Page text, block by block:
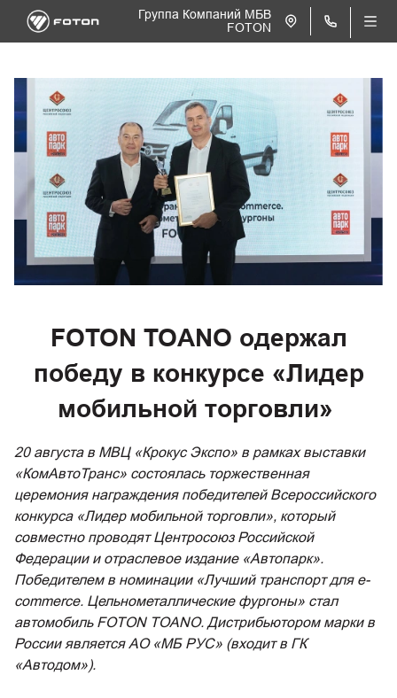
Группа Компаний МБВ
FOTON
FOTON TOANO одержал
победу в конкурсе «Лидер
мобильной торговли»
20 августа в МВЦ «Крокус Экспо» в рамках выставки
«КомАвтоТранс» состоялась торжественная
церемония награждения победителей Всероссийского
конкурса «Лидер мобильной торговли», который
совместно проводят Центросоюз Российской
Федерации и отраслевое издание «Автопарк».
Победителем в номинации «Лучший транспорт для е-
соmmerce. Цельнометаллические фургоны» стал
автомобиль FOTON TOANO. Дистрибьютором марки в
России является АО «МБ РУС» (входит в ГК
«Автодом»).